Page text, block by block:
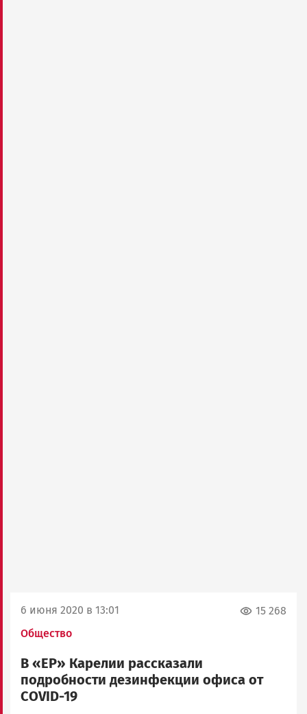
6 июня 2020 в 13:01
Общество
15 268
В «ЕР» Карелии рассказали
подробности дезинфекции офиса от
COVID-19